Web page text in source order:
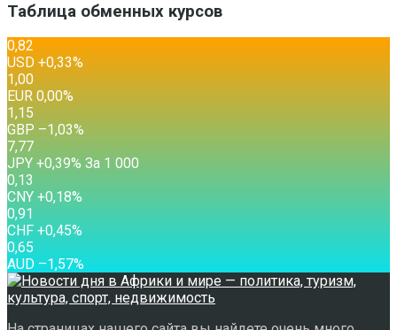
Таблица обменных курсов
0,82
USD +0,33%
1,00
EUR 0,00%
1,15
GBP –1,03%
7,77
JPY +0,39% За 1 000
0,13
CNY +0,18%
0,91
CHF +0,45%
0,65
AUD –1,57%